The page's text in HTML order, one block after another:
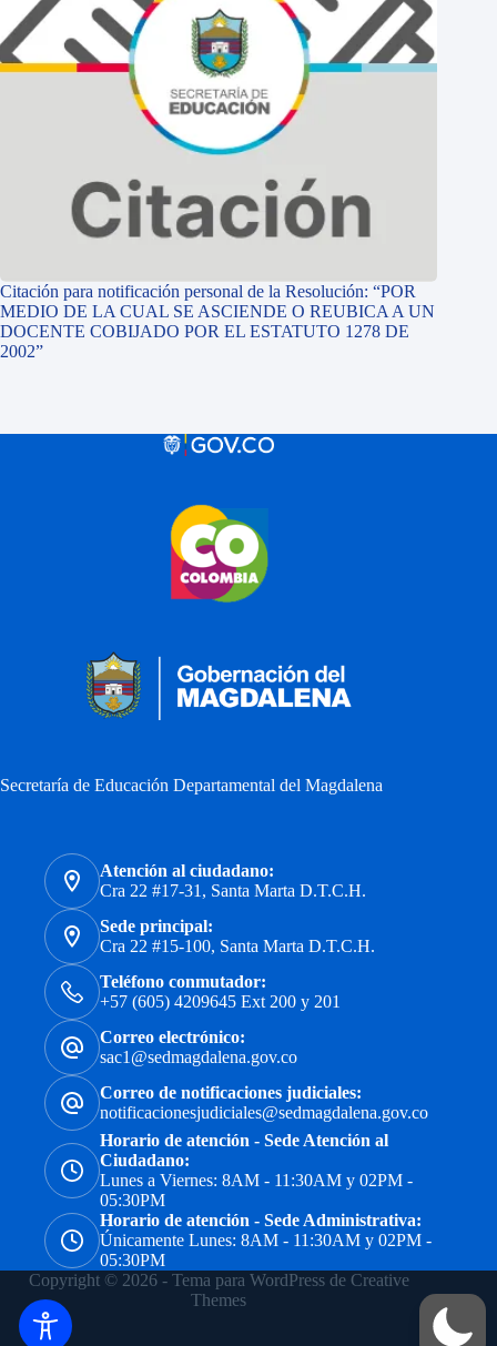
Citación para notificación personal de la Resolución: “POR
MEDIO DE LA CUAL SE ASCIENDE O REUBICA A UN
DOCENTE COBIJADO POR EL ESTATUTO 1278 DE
2002”
Secretaría de Educación Departamental del Magdalena
Atención al ciudadano:
Cra 22 #17-31, Santa Marta D.T.C.H.
Sede principal:
Cra 22 #15-100, Santa Marta D.T.C.H.
Teléfono conmutador:
+57 (605) 4209645 Ext 200 y 201
Correo electrónico:
sac1@sedmagdalena.gov.co
Correo de notificaciones judiciales:
notificacionesjudiciales@sedmagdalena.gov.co
Horario de atención - Sede Atención al
Ciudadano:
Lunes a Viernes: 8AM - 11:30AM y 02PM -
05:30PM
Horario de atención - Sede Administrativa:
Únicamente Lunes: 8AM - 11:30AM y 02PM -
05:30PM
Copyright © 2026 - Tema para WordPress de Creative
Themes